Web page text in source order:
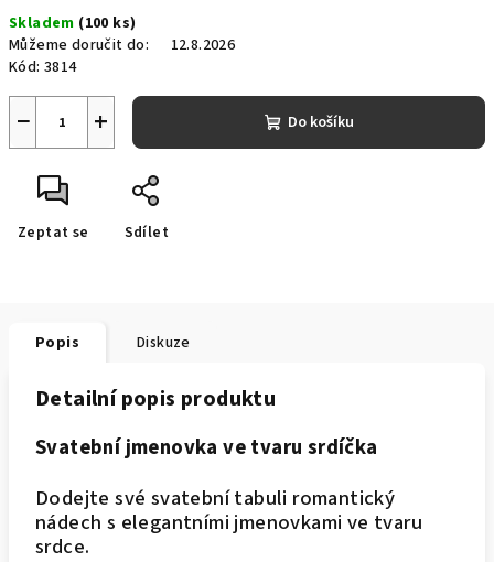
cena:
Skladem (100 ks)
Můžeme doručit do:
12.8.2026
Kód: 3814
+
− Do košíku
Zeptat se Sdílet
Popis Diskuze
Detailní popis produktu
Svatební jmenovka ve tvaru srdíčka
Dodejte své svatební tabuli romantický
nádech s elegantními jmenovkami ve tvaru
srdce.